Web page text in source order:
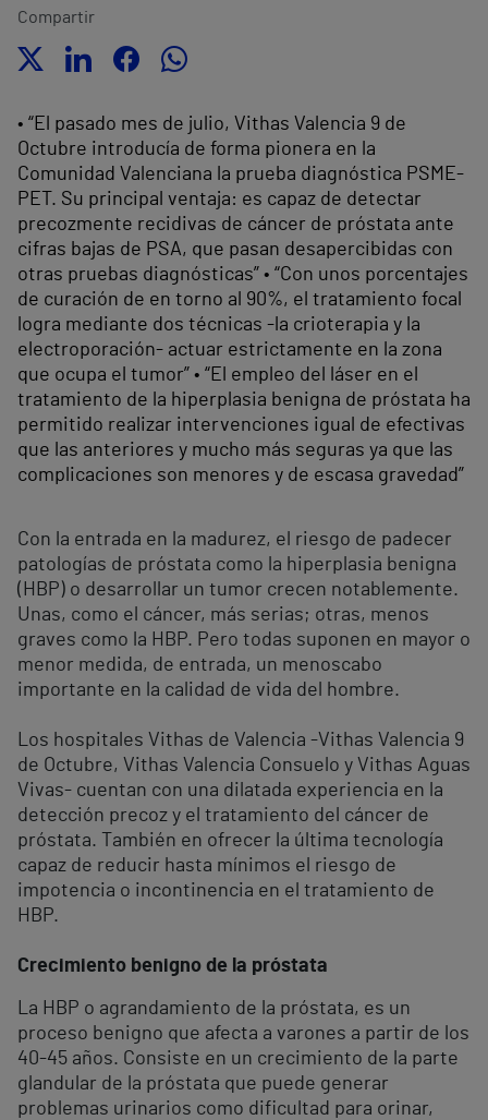
Compartir
• “El pasado mes de julio, Vithas Valencia 9 de
Octubre introducía de forma pionera en la
Comunidad Valenciana la prueba diagnóstica PSME-
PET. Su principal ventaja: es capaz de detectar
precozmente recidivas de cáncer de próstata ante
cifras bajas de PSA, que pasan desapercibidas con
otras pruebas diagnósticas” • “Con unos porcentajes
de curación de en torno al 90%, el tratamiento focal
logra mediante dos técnicas -la crioterapia y la
electroporación- actuar estrictamente en la zona
que ocupa el tumor” • “El empleo del láser en el
tratamiento de la hiperplasia benigna de próstata ha
permitido realizar intervenciones igual de efectivas
que las anteriores y mucho más seguras ya que las
complicaciones son menores y de escasa gravedad”
Con la entrada en la madurez, el riesgo de padecer
patologías de próstata como la hiperplasia benigna
(HBP) o desarrollar un tumor crecen notablemente.
Unas, como el cáncer, más serias; otras, menos
graves como la HBP. Pero todas suponen en mayor o
menor medida, de entrada, un menoscabo
importante en la calidad de vida del hombre.
Los hospitales Vithas de Valencia -Vithas Valencia 9
de Octubre, Vithas Valencia Consuelo y Vithas Aguas
Vivas- cuentan con una dilatada experiencia en la
detección precoz y el tratamiento del cáncer de
próstata. También en ofrecer la última tecnología
capaz de reducir hasta mínimos el riesgo de
impotencia o incontinencia en el tratamiento de
HBP.
Crecimiento benigno de la próstata
La HBP o agrandamiento de la próstata, es un
proceso benigno que afecta a varones a partir de los
40-45 años. Consiste en un crecimiento de la parte
glandular de la próstata que puede generar
problemas urinarios como dificultad para orinar,